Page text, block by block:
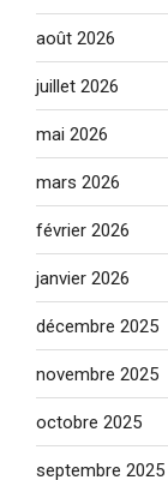
août 2026
juillet 2026
mai 2026
mars 2026
février 2026
janvier 2026
décembre 2025
novembre 2025
octobre 2025
septembre 2025